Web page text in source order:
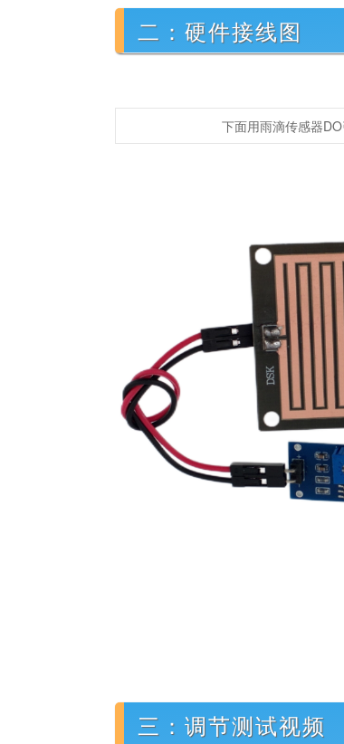
二：硬件接线图
下面用雨滴传感器
三：调节测试视频